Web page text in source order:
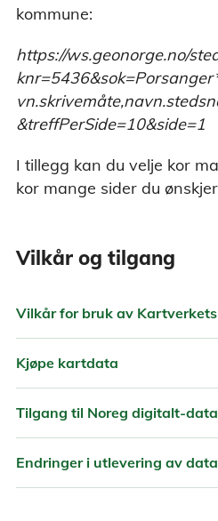
kommune:
https://ws.geonorge.no/
&treffPerSide=10&side=1
I tillegg kan du velje kor
kor mange sider du
Vilkår og tilgang
Vilkår for bruk av
Kjøpe kartdata
Tilgang til Noreg digitalt-data
Endringer i utlevering av